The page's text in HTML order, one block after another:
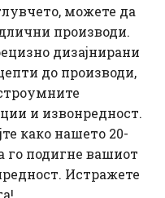
можете да
производи.
дизајнирани
до производи,
и извонредност.
како нашето 20-
го подигне вашиот
Истражете